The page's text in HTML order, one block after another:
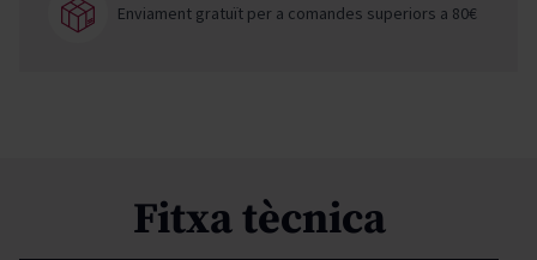
Enviament gratuït per a comandes superiors a 80€
Fitxa tècnica